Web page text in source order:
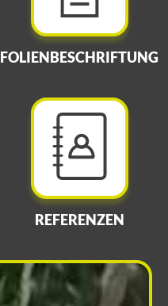
FOLIENBESCHRIFTUNG
REFERENZEN